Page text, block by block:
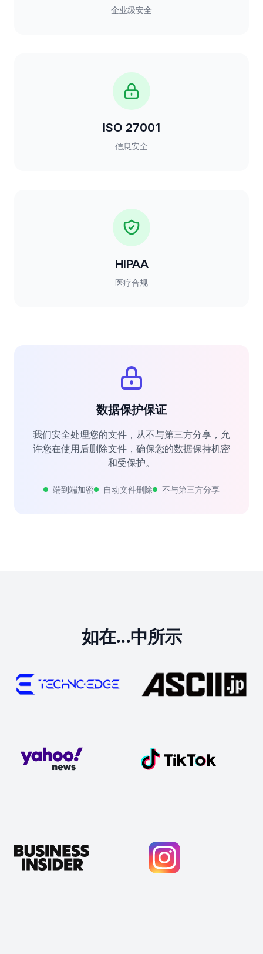
企业级安全
ISO 27001
信息安全
HIPAA
医疗合规
数据保护保证
我们安全处理您的文件，从不与第三方分享，允
许您在使用后删除文件，确保您的数据保持机密
和受保护。
端到端加密 自动文件删除 不与第三方分享
如在...中所示